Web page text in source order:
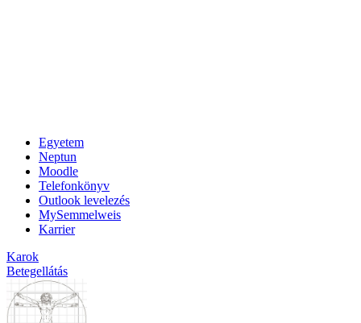
Egyetem
Neptun
Moodle
Telefonkönyv
Outlook levelezés
MySemmelweis
Karrier
Karok
Betegellátás